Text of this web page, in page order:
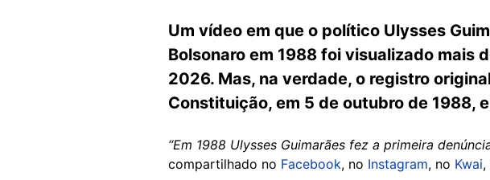
Um vídeo em que o político Ulysses
Bolsonaro em 1988 foi visualizado mais
2026. Mas, na verdade, o registro
Constituição, em 5 de outubro de
“Em 1988 Ulysses Guimarães fez a primeira
compartilhado no Facebook, no Instagram, no Kwai,